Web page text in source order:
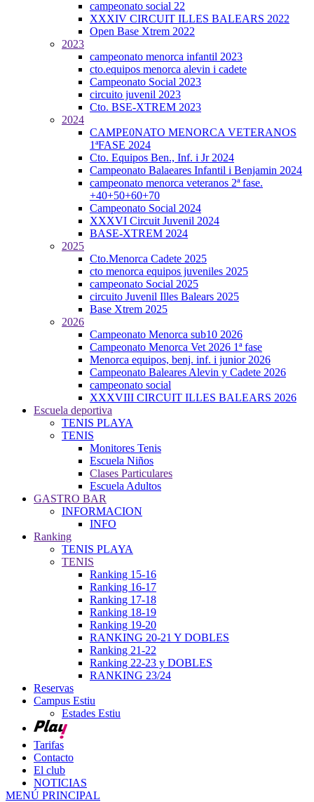
campeonato social 22
XXXIV CIRCUIT ILLES BALEARS 2022
Open Base Xtrem 2022
2023
campeonato menorca infantil 2023
cto.equipos menorca alevin i cadete
Campeonato Social 2023
circuito juvenil 2023
Cto. BSE-XTREM 2023
2024
CAMPE0NATO MENORCA VETERANOS
1ªFASE 2024
Cto. Equipos Ben., Inf. i Jr 2024
Campeonato Balaeares Infantil i Benjamin 2024
campeonato menorca veteranos 2ª fase.
+40+50+60+70
Campeonato Social 2024
XXXVI Circuit Juvenil 2024
BASE-XTREM 2024
2025
Cto.Menorca Cadete 2025
cto menorca equipos juveniles 2025
campeonato Social 2025
circuito Juvenil Illes Balears 2025
Base Xtrem 2025
2026
Campeonato Menorca sub10 2026
Campeonato Menorca Vet 2026 1ª fase
Menorca equipos, benj. inf. i junior 2026
Campeonato Baleares Alevin y Cadete 2026
campeonato social
XXXVIII CIRCUIT ILLES BALEARS 2026
Escuela deportiva
TENIS PLAYA
TENIS
Monitores Tenis
Escuela Niños
Clases Particulares
Escuela Adultos
GASTRO BAR
INFORMACION
INFO
Ranking
TENIS PLAYA
TENIS
Ranking 15-16
Ranking 16-17
Ranking 17-18
Ranking 18-19
Ranking 19-20
RANKING 20-21 Y DOBLES
Ranking 21-22
Ranking 22-23 y DOBLES
RANKING 23/24
Reservas
Campus Estiu
Estades Estiu
Tarifas
Contacto
El club
NOTICIAS
MENÚ PRINCIPAL